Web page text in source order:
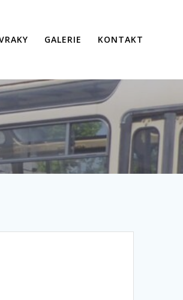
GALERIE KONTAKT